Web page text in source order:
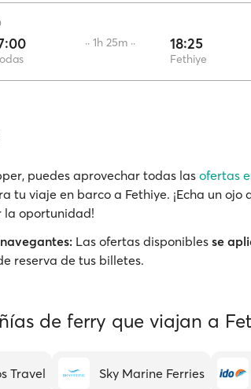
·· 1h 25m ·· 18:25
Fethiye
puedes aprovechar todas lasofertas
tu viaje en barco a Fethiye. ¡Echa un ojo
la oportunidad!
Las ofertas disponibles se
reserva de tus billetes.
de ferry que viajan a
Travel Sky Marine Ferries